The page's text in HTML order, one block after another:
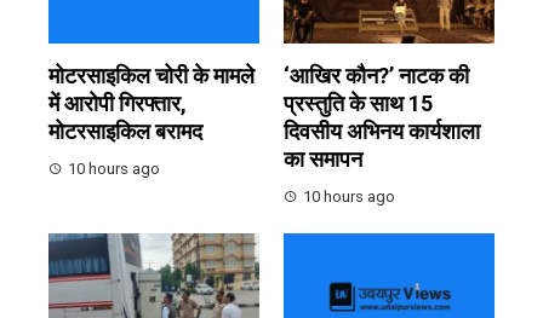
मोटरसाइकिल चोरी के मामले
में आरोपी गिरफ्तार,
मोटरसाइकिल बरामद
10 hours ago
‘आखिर कौन?’ नाटक की
प्रस्तुति के साथ 15
दिवसीय अभिनय कार्यशाला
का समापन
10 hours ago